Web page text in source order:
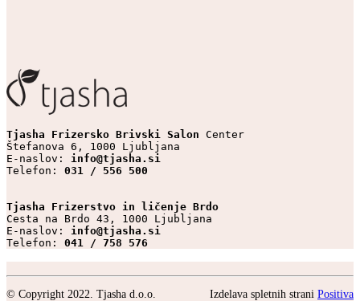
Tjasha Frizersko Brivski Salon Center
Štefanova 6, 1000 Ljubljana
E-naslov: info@tjasha.si
Telefon: 031 / 556 500
Tjasha Frizerstvo in ličenje Brdo
Cesta na Brdo 43, 1000 Ljubljana
E-naslov: info@tjasha.si
Telefon: 041 / 758 576
© Copyright 2022. Tjasha d.o.o. Izdelava spletnih strani Positiva